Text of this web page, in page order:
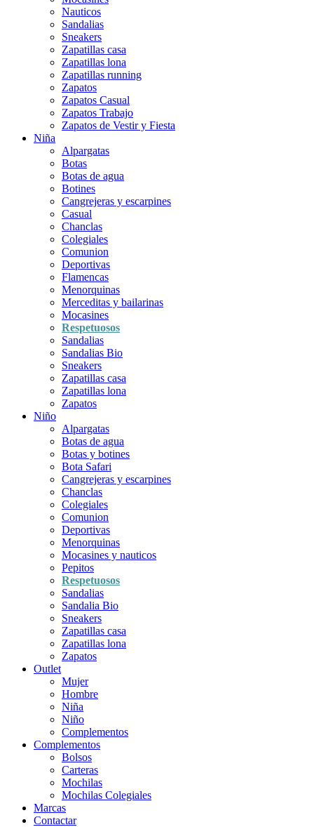
Nauticos
Sandalias
Sneakers
Zapatillas casa
Zapatillas lona
Zapatillas running
Zapatos
Zapatos Casual
Zapatos Trabajo
Zapatos de Vestir y Fiesta
Niña
Alpargatas
Botas
Botas de agua
Botines
Cangrejeras y escarpines
Casual
Chanclas
Colegiales
Comunion
Deportivas
Flamencas
Menorquinas
Merceditas y bailarinas
Mocasines
Respetuosos
Sandalias
Sandalias Bio
Sneakers
Zapatillas casa
Zapatillas lona
Zapatos
Niño
Alpargatas
Botas de agua
Botas y botines
Bota Safari
Cangrejeras y escarpines
Chanclas
Colegiales
Comunion
Deportivas
Menorquinas
Mocasines y nauticos
Pepitos
Respetuosos
Sandalias
Sandalia Bio
Sneakers
Zapatillas casa
Zapatillas lona
Zapatos
Outlet
Mujer
Hombre
Niña
Niño
Complementos
Complementos
Bolsos
Carteras
Mochilas
Mochilas Colegiales
Marcas
Contactar